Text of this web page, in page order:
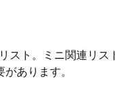
スト。ミニ関連リ
あります。